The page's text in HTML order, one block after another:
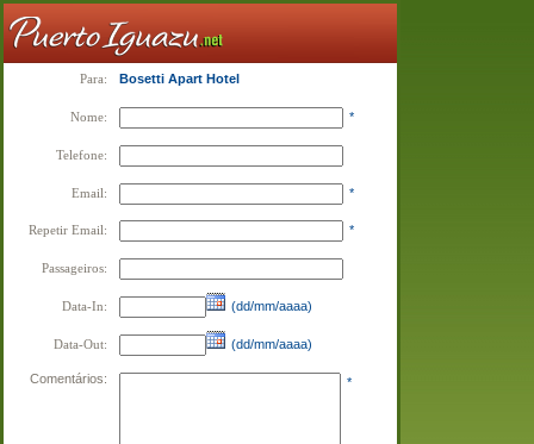
Para: Bosetti Apart Hotel
Nome: *
Telefone:
Email: *
Repetir Email: *
Passageiros:
Data-In: (dd/mm/aaaa)
Data-Out: (dd/mm/aaaa)
Comentários: *